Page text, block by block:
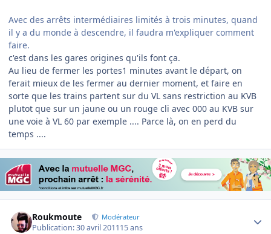
Avec des arrêts intermédiaires limités à trois minutes, quand
il y a du monde à descendre, il faudra m'expliquer comment
faire.
c'est dans les gares origines qu'ils font ça.
Au lieu de fermer les portes1 minutes avant le départ, on
ferait mieux de les fermer au dernier moment, et faire en
sorte que les trains partent sur du VL sans restriction au KVB
plutot que sur un jaune ou un rouge cli avec 000 au KVB sur
une voie à VL 60 par exemple .... Parce là, on en perd du
temps ....
Roukmoute Modérateur
Publication:30 avril 201115 ans